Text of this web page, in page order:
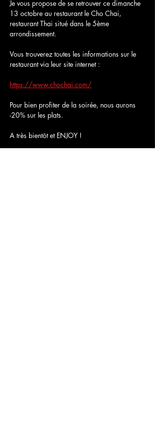
Je vous propose de se retrouver ce dimanche
13 octobre au restaurant le Cho Chai,
restaurant Thai situé dans le 5ème
arrondissement.
Vous trouverez toutes les informations sur le
restaurant via leur site internet :
https://www.chochai.com/
Pour bien profiter de la soirée, nous aurons
-20% sur les plats.
A très bientôt et ENJOY !